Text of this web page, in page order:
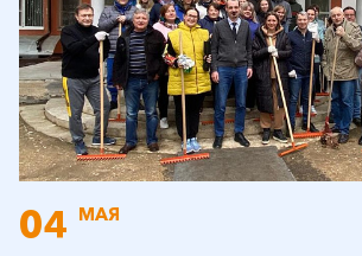
04 МАЯ